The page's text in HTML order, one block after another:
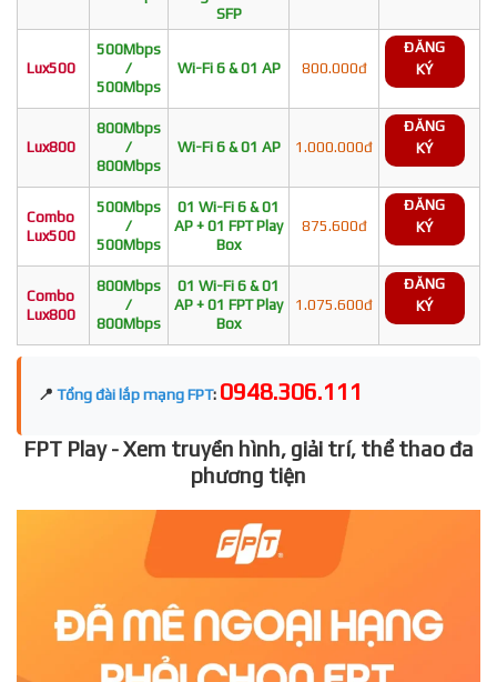
SFP
Lux500
500Mbps
/
500Mbps
Wi-Fi 6 & 01 AP 800.000đ
ĐĂNG
KÝ
Lux800
800Mbps
/
800Mbps
Wi-Fi 6 & 01 AP 1.000.000đ
ĐĂNG
KÝ
Combo
Lux500
500Mbps
/
500Mbps
01 Wi-Fi 6 & 01
AP + 01 FPT Play
Box
875.600đ
ĐĂNG
KÝ
Combo
Lux800
800Mbps
/
800Mbps
01 Wi-Fi 6 & 01
AP + 01 FPT Play
Box
1.075.600đ
ĐĂNG
KÝ
📍 Tổng đài lắp mạng FPT: 0948.306.111
FPT Play - Xem truyền hình, giải trí, thể thao đa
phương tiện